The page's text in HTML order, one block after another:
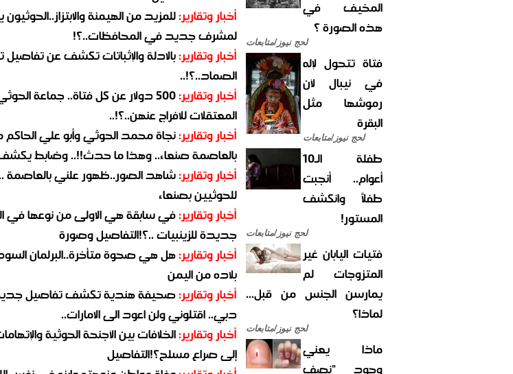
المخيف في
هذه الصورة ؟
لحج نيوز/متابعات
فتاة تتحول لإله
في نيبال لأن
رموشها مثل
البقرة
لحج نيوز/متابعات
طفلة الـ10
أعوام.. أنجبت
طفلاً وانكشف
المستور!
لحج نيوز/متابعات
فتيات اليابان غير
المتزوجات لم
يمارسن الجنس من قبل...
لماذا؟
لحج نيوز/متابعات
ماذا يعني
وجود "نصف
أخبار وتقارير:للمزيد من الهيمنة
لمشرف جديد في المحافظات..؟!
أخبار وتقارير:بالادلة والإثباتات تكشف عن
الصماد..؟!..
أخبار وتقارير:
500 دولار عن كل فتاة.. جماعة
المعتقلات للافراج عنهن..؟!..
أخبار وتقارير:نجاة محمد الحوثي وأبو علي الحاكم
بالعاصمة صنعاء.. وهذا ما حدث!!.. وضابط
أخبار وتقارير:شاهد الصور..ظهور علني بالعاصمة ..
للحوثيين بصنعاء
أخبار وتقارير:في سابقة هي الاولى من نوعها في
جديدة للزينبيات ..؟!التفاصيل وصورة
أخبار وتقارير:هل هي صحوة متأخرة..البرلمان
بلاده من اليمن
أخبار وتقارير:صحيفة هندية تكشف تفاصيل
دبي.. اقتلوني ولن اعود الى الامارات..
أخبار وتقارير:الخلافات بين الأجنحة الحوثية
إلى صراع مسلح؟!التفاصيل